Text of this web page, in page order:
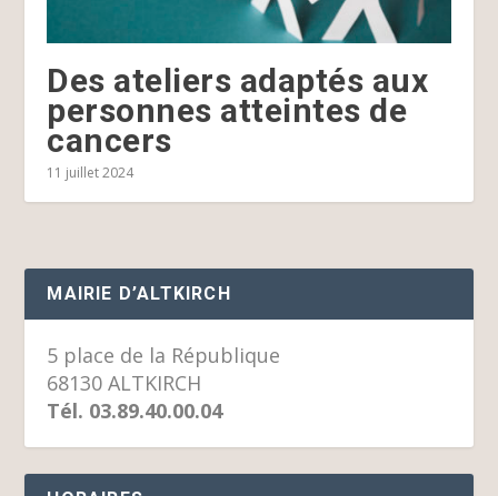
Des ateliers adaptés aux
personnes atteintes de
cancers
11 juillet 2024
MAIRIE D’ALTKIRCH
5 place de la République
68130 ALTKIRCH
Tél. 03.89.40.00.04